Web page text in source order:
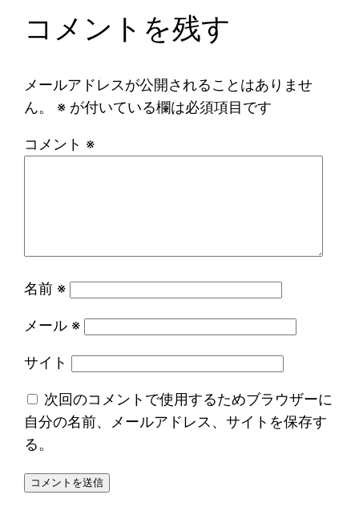
コメントを残す
メールアドレスが公開されることはありませ
ん。
※ が付いている欄は必須項目です
コメント ※
名前 ※
メール ※
サイト
次回のコメントで使用するためブラウザーに
自分の名前、メールアドレス、サイトを保存す
る。